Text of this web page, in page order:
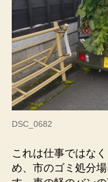
DSC_0682
これは仕事ではな
め、市のゴミ処分